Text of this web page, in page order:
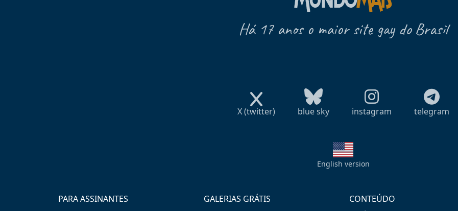
Há 17 anos o maior site gay do Brasil
X (twitter) blue sky instagram telegram
English version
PARA ASSINANTES
GALERIAS GRÁTIS
CONTEÚDO